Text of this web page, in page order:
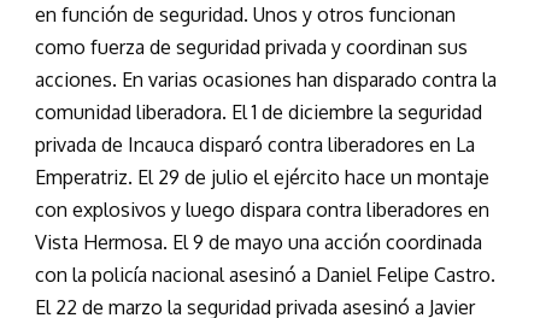
en función de seguridad. Unos y otros funcionan
como fuerza de seguridad privada y coordinan sus
acciones. En varias ocasiones han disparado contra la
comunidad liberadora. El 1 de diciembre la seguridad
privada de Incauca disparó contra liberadores en La
Emperatriz. El 29 de julio el ejército hace un montaje
con explosivos y luego dispara contra liberadores en
Vista Hermosa. El 9 de mayo una acción coordinada
con la policía nacional asesinó a Daniel Felipe Castro.
El 22 de marzo la seguridad privada asesinó a Javier